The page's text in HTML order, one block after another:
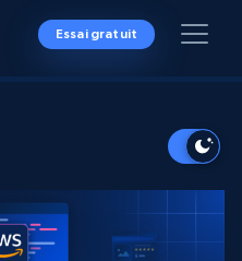
Essai gratuit